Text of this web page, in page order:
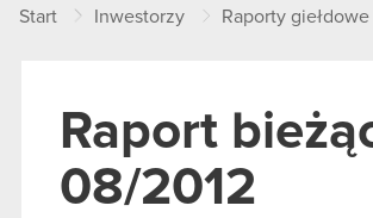
Start Inwestorzy Raporty giełdowe
Raport
08/2012